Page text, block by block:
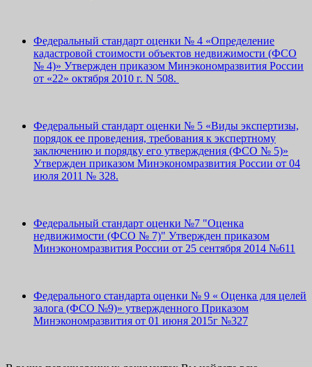
Федеральный стандарт оценки № 4 «Определение
кадастровой стоимости объектов недвижимости (ФСО
№ 4)» Утвержден приказом Минэкономразвития России
от «22» октября 2010 г. N 508.
Федеральный стандарт оценки № 5 «Виды экспертизы,
порядок ее проведения, требования к экспертному
заключению и порядку его утверждения (ФСО № 5)»
Утвержден приказом Минэкономразвития России от 04
июля 2011 № 328.
Федеральный стандарт оценки №7 "Оценка
недвижимости (ФСО № 7)" Утвержден приказом
Минэкономразвития России от 25 сентября 2014 №611
Федерального стандарта оценки № 9 « Оценка для целей
залога (ФСО №9)» утвержденного Приказом
Минэкономразвития от 01 июня 2015г №327